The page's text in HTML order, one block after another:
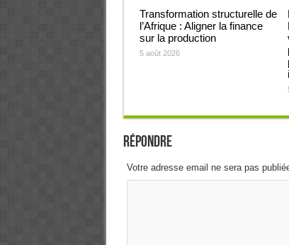
Transformation structurelle de
l’Afrique : Aligner la finance
sur la production
5 août 2026
Répondre
Votre adresse email ne sera pas